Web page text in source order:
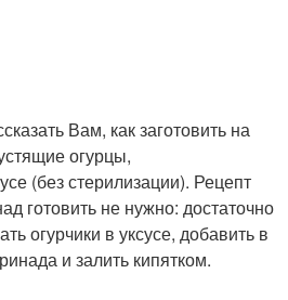
Вам, как заготовить на
огурцы,
(без стерилизации). Рецепт
готовить не нужно: достаточно
огурчики в уксусе, добавить в
и залить кипятком.